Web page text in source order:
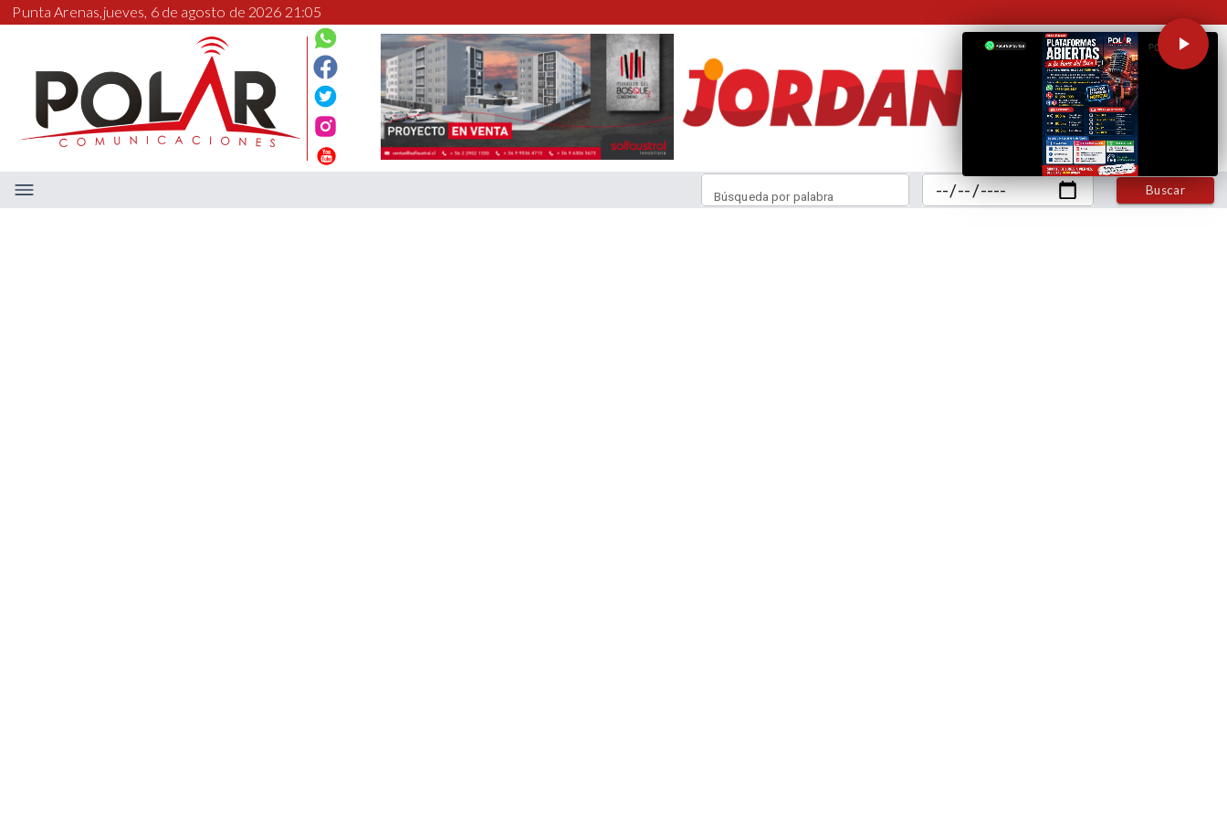
Punta Arenas,jueves, 6 de agosto de 2026 21:05
Buscar
Búsqueda por palabra